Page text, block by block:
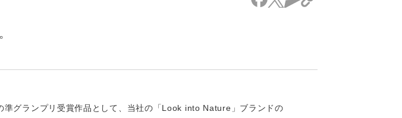
グランプリ受賞作品として、当社の「Look into Nature」ブランドの